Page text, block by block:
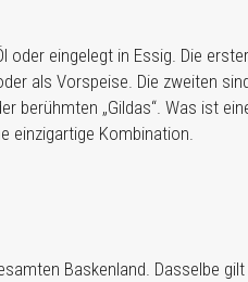
eingelegt in Essig. Die
als Vorspeise. Die zweiten
berühmten „Gildas“. Was ist
einzigartige Kombination.
Baskenland. Dasselbe